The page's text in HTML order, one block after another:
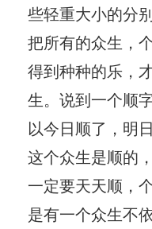
些轻重大小的分
把所有的众生，
得到种种的乐，
生。说到一个顺
以今日顺了，明
这个众生是顺的
一定要天天顺，
是有一个众生不